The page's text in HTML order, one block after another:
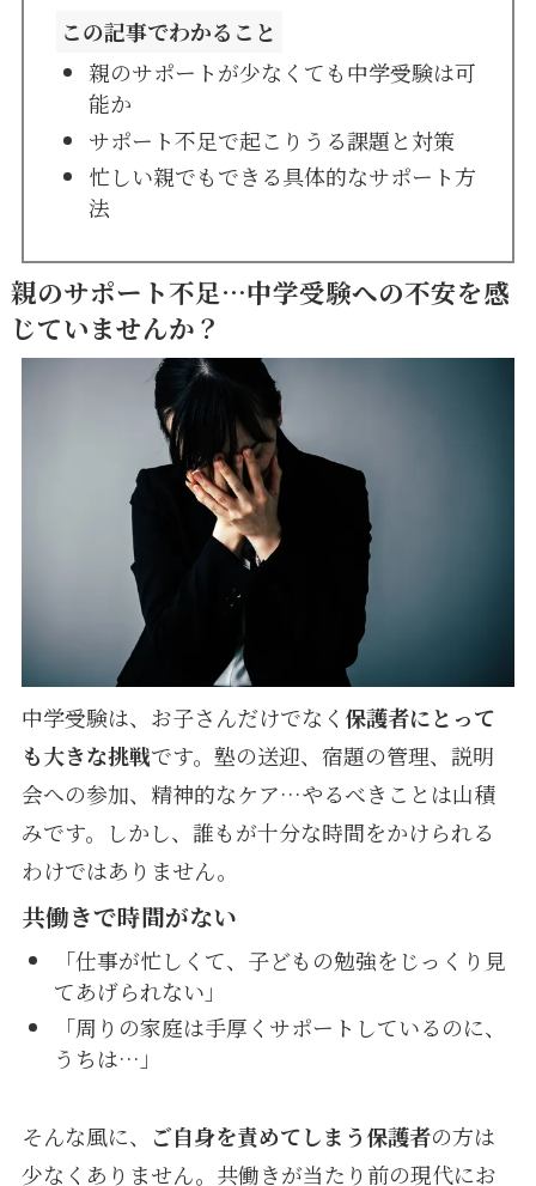
この記事でわかること
親のサポートが少なくても中学受験は可
能か
サポート不足で起こりうる課題と対策
忙しい親でもできる具体的なサポート方
法
親のサポート不足…中学受験への不安を感
じていませんか？
中学受験は、お子さんだけでなく 保護者にとって
も大きな挑戦です。塾の送迎、宿題の管理、説明
会への参加、精神的なケア…やるべきことは山積
みです。しかし、誰もが十分な時間をかけられる
わけではありません。
共働きで時間がない
「仕事が忙しくて、子どもの勉強をじっくり見
てあげられない」
「周りの家庭は手厚くサポートしているのに、
うちは…」
そんな風に、 ご自身を責めてしまう保護者の方は
少なくありません。共働きが当たり前の現代にお